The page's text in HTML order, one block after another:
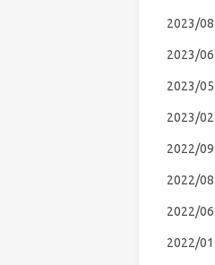
2023/08
2023/06
2023/05
2023/02
2022/09
2022/08
2022/06
2022/01